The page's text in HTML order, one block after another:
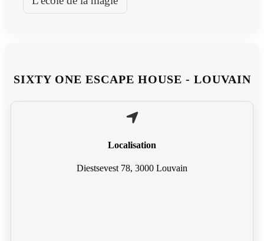
SIXTY ONE ESCAPE HOUSE - LOUVAIN
Localisation
Diestsevest 78, 3000 Louvain